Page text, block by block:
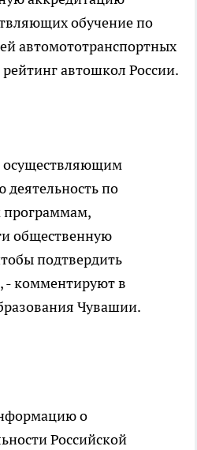
обучение по
автомототранспортных
рейтинг автошкол России.
осуществляющим
деятельность по
общественную
подтвердить
, - комментируют в
Чувашии.
о
Российской